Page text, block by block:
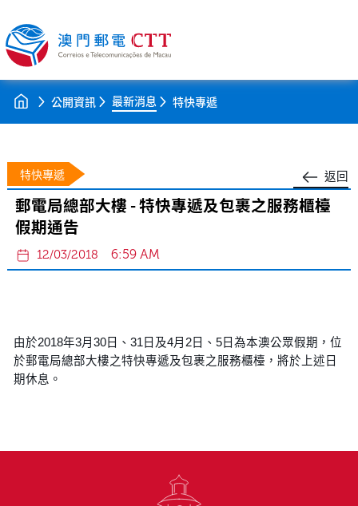
公開資訊 最新消息 特快專遞
返回
特快專遞
郵電局總部大樓 - 特快專遞及包裹之服務櫃檯
假期通告
12/03/2018 6:59 AM
由於2018年3月30日、31日及4月2日、5日為本澳公眾假期，位
於郵電局總部大樓之特快專遞及包裹之服務櫃檯，將於上述日
期休息。